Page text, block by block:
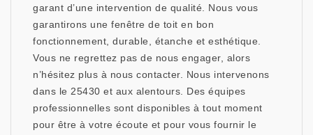
garant d’une intervention de qualité. Nous vous
garantirons une fenêtre de toit en bon
fonctionnement, durable, étanche et esthétique.
Vous ne regrettez pas de nous engager, alors
n’hésitez plus à nous contacter. Nous intervenons
dans le 25430 et aux alentours. Des équipes
professionnelles sont disponibles à tout moment
pour être à votre écoute et pour vous fournir le